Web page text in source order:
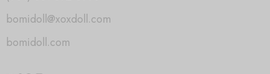
bomidoll@xoxdoll.com
bomidoll.com